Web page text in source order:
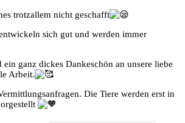
trotzallem nicht geschafft
sich gut und werden immer
ganz dickes Dankeschön an unsere liebe
Arbeit.
Die Tiere werden erst in